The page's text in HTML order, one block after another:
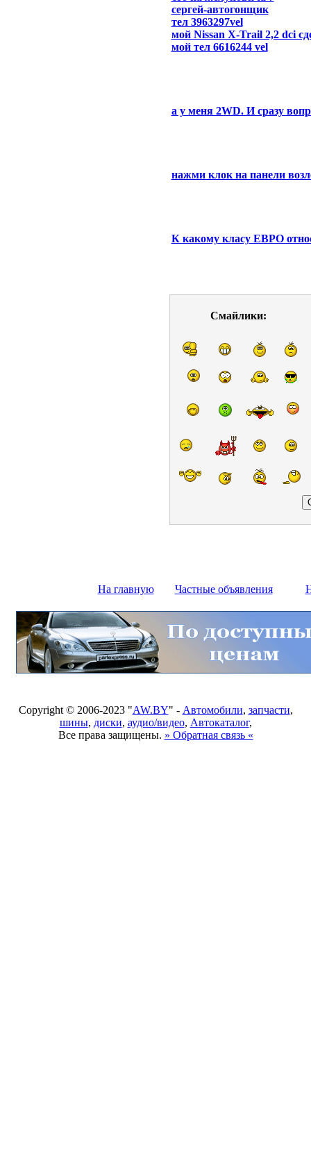
сергей-автогонщик
тел 3963297vel
мой Nissan X-Trail 2,2 dci
мой тел 6616244 vel
а у меня 2WD. И сразу
нажми клок на панели
К какому класу ЕВРО
Смайлики:
На главную Частные объявления
Copyright © 2006-2023 "AW.BY" - Автомобили, запчасти,
шины, диски, аудио/видео, Автокаталог,
Все права защищены. » Обратная связь «